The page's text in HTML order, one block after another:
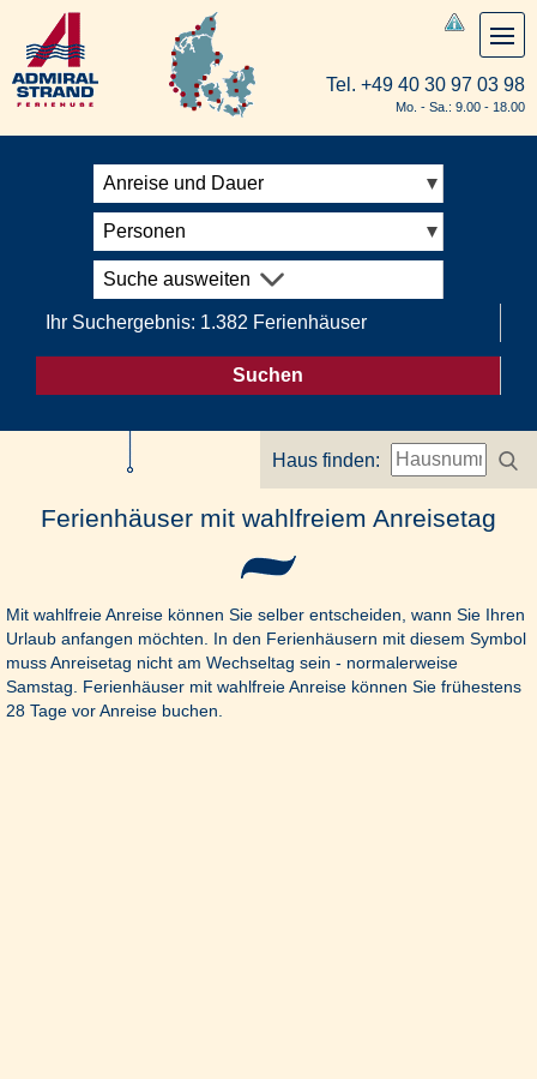
Tel. +49 40 30 97 03 98
Mo. - Sa.: 9.00 - 18.00
Anreise und Dauer
Personen
Suche ausweiten
Ihr Suchergebnis: 1.382 Ferienhäuser
Suchen
Haus finden:
Ferienhäuser mit wahlfreiem Anreisetag
Mit wahlfreie Anreise können Sie selber entscheiden, wann Sie Ihren
Urlaub anfangen möchten. In den Ferienhäusern mit diesem Symbol
muss Anreisetag nicht am Wechseltag sein - normalerweise
Samstag. Ferienhäuser mit wahlfreie Anreise können Sie frühestens
28 Tage vor Anreise buchen.